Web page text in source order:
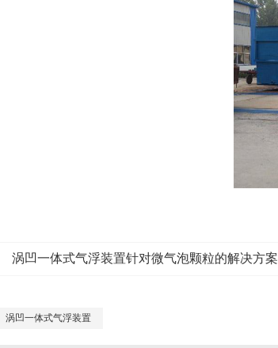
涡凹一体式气浮装置针对微气泡颗粒的解决方案
涡凹一体式气浮装置